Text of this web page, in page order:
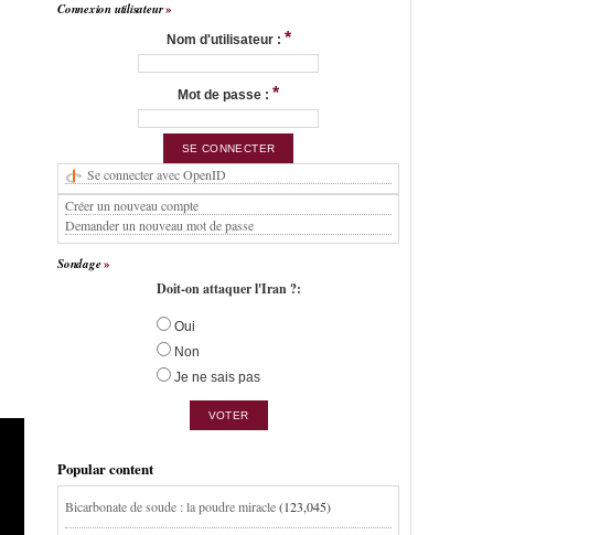
Connexion utilisateur
Nom d'utilisateur : *
Mot de passe : *
Se connecter avec OpenID
Créer un nouveau compte
Demander un nouveau mot de passe
Sondage
Doit-on attaquer l'Iran ?:
Oui
Non
Je ne sais pas
Popular content
Bicarbonate de soude : la poudre miracle(123,045)